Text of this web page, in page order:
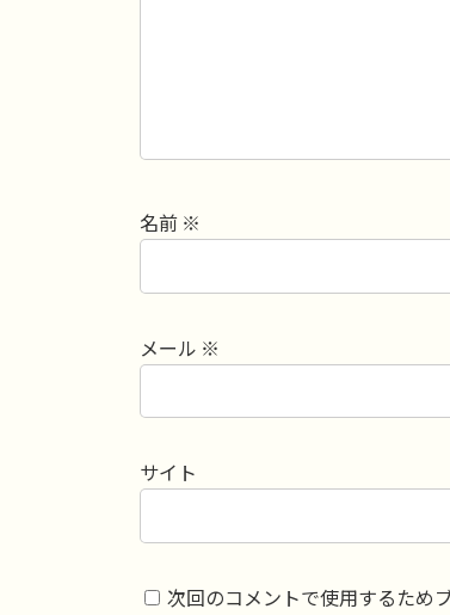
名前 ※
メール ※
サイト
次回のコメントで使用するため